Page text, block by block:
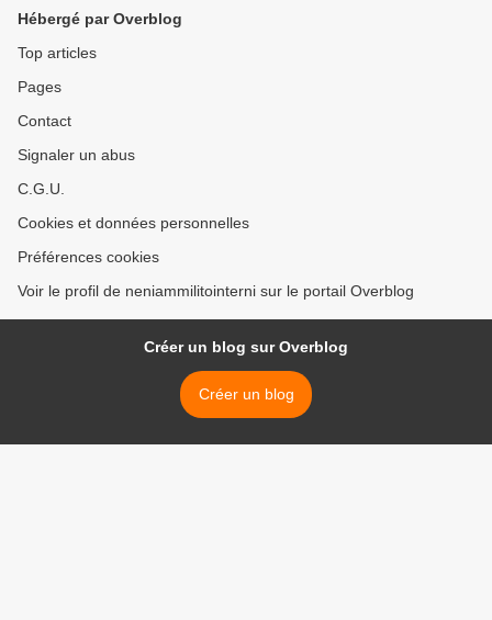
Hébergé par Overblog
Top articles
Pages
Contact
Signaler un abus
C.G.U.
Cookies et données personnelles
Préférences cookies
Voir le profil de neniammilitointerni sur le portail Overblog
Créer un blog sur Overblog
Créer un blog